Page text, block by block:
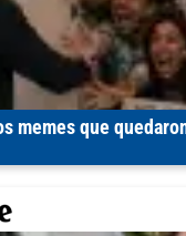
memes que